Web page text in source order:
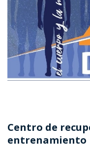
Centro de
entrenamiento